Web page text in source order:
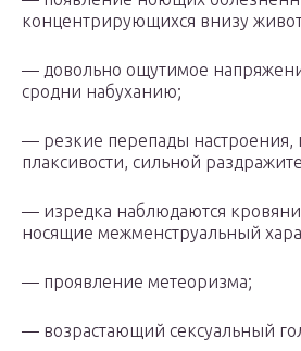
концентрирующихся внизу
— довольно ощутимое
сродни набуханию;
— резкие перепады настроения,
плаксивости, сильной
— изредка наблюдаются
носящие межменструальный
— проявление метеоризма;
— возрастающий сексуальный